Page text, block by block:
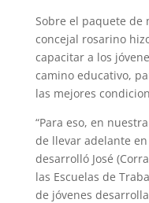
Sobre el paquete
concejal rosarino
capacitar a los
camino educativo,
las mejores
“Para eso, en
de llevar adelante
desarrolló José
las Escuelas de
de jóvenes